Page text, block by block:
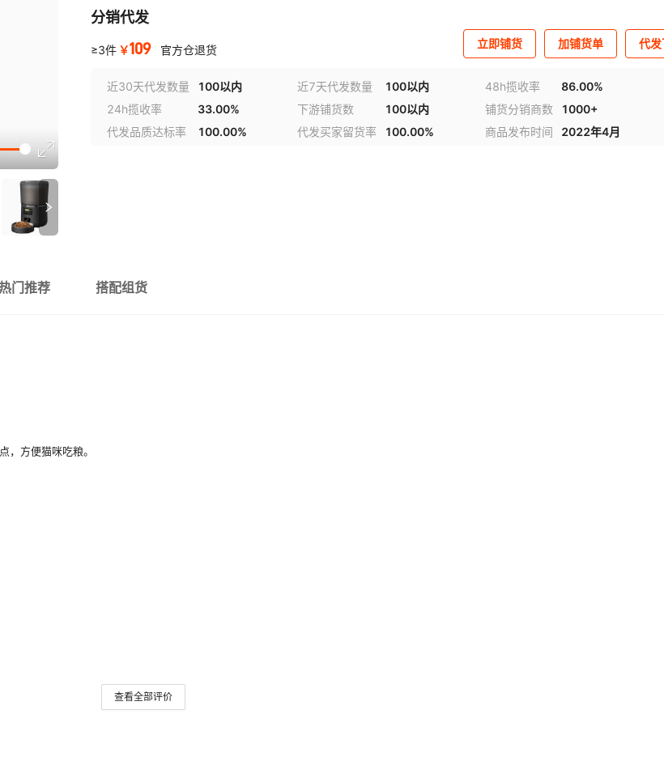
讲解视频
澳规适配器
分销代发
≥3件 ￥109 官方仓退货 立即铺货 加铺货单 代
近30天代发数量 100以内 近7天代发数量 100以内 48h揽收率
86.00%
24h揽收率
33.00% 下游铺货数 100以内 铺货分销商数
1000+
代发品质达标率
100.00% 代发买家留货率 100.00% 商品发布时间 2022年4月
门推荐 搭配组货
，方便猫咪吃粮。
查看全部评价